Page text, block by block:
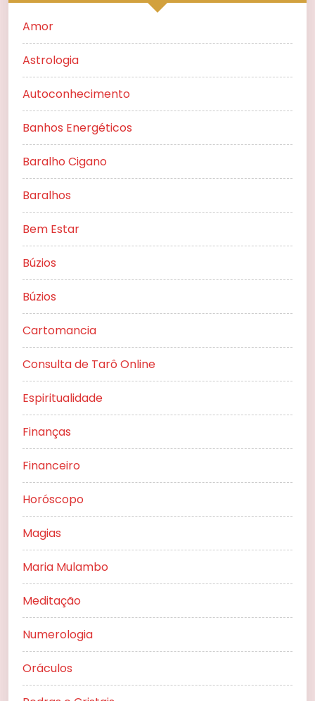
Amor
Astrologia
Autoconhecimento
Banhos Energéticos
Baralho Cigano
Baralhos
Bem Estar
Búzios
Búzios
Cartomancia
Consulta de Tarô Online
Espiritualidade
Finanças
Financeiro
Horóscopo
Magias
Maria Mulambo
Meditação
Numerologia
Oráculos